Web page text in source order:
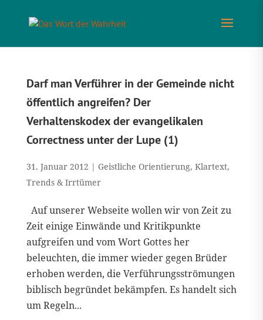
Darf man Verführer in der Gemeinde nicht
öffentlich angreifen? Der
Verhaltenskodex der evangelikalen
Correctness unter der Lupe (1)
31. Januar 2012 | Geistliche Orientierung, Klartext,
Trends & Irrtümer
Auf unserer Webseite wollen wir von Zeit zu
Zeit einige Einwände und Kritikpunkte
aufgreifen und vom Wort Gottes her
beleuchten, die immer wieder gegen Brüder
erhoben werden, die Verführungsströmungen
biblisch begründet bekämpfen. Es handelt sich
um Regeln...